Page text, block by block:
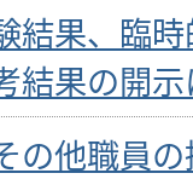
結果、臨
結果の開
の他職員